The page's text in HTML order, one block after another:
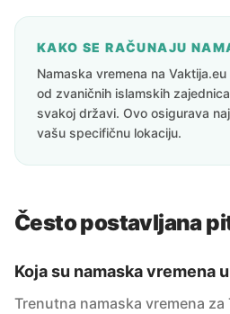
KAKO SE RAČUNAJU
Namaska vremena na
od zvaničnih islamskih
svakoj državi. Ovo osigurava
vašu specifičnu lokaciju.
Često postavljana
Koja su namaska vremena
Trenutna namaska vremena